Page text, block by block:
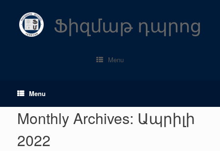
content
Ֆիզմաթ դպրոց
Menu
Menu
Monthly Archives: Ապրիլի
2022